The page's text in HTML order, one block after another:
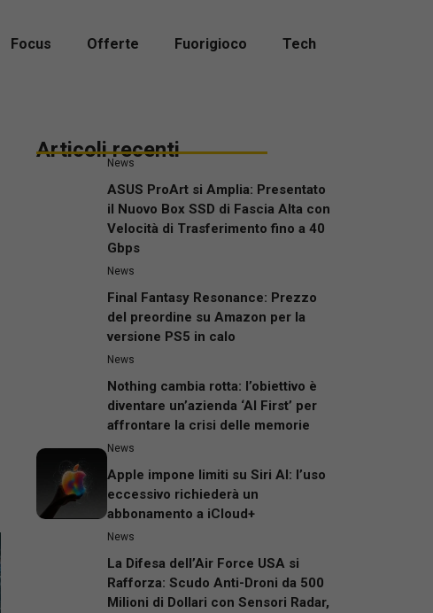
Focus Offerte Fuorigioco Tech
Articoli recenti
News
ASUS ProArt si Amplia: Presentato
il Nuovo Box SSD di Fascia Alta con
Velocità di Trasferimento fino a 40
Gbps
News
Final Fantasy Resonance: Prezzo
del preordine su Amazon per la
versione PS5 in calo
News
Nothing cambia rotta: l’obiettivo è
diventare un’azienda ‘AI First’ per
affrontare la crisi delle memorie
News
Apple impone limiti su Siri AI: l’uso
eccessivo richiederà un
abbonamento a iCloud+
News
La Difesa dell’Air Force USA si
Rafforza: Scudo Anti-Droni da 500
Milioni di Dollari con Sensori Radar,